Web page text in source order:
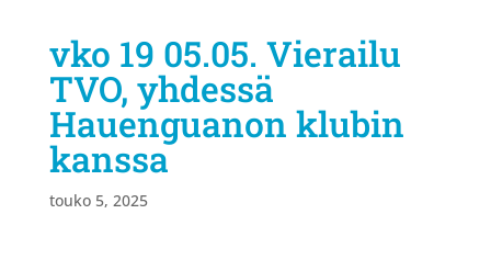
vko 19 05.05. Vierailu
TVO, yhdessä
Hauenguanon klubin
kanssa
touko 5, 2025